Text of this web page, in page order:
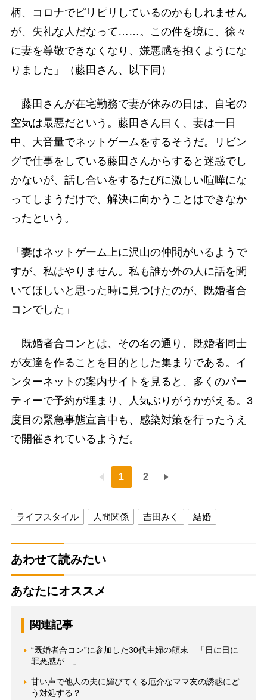
柄、コロナでピリピリしているのかもしれません
が、失礼な人だなって……。この件を境に、徐々
に妻を尊敬できなくなり、嫌悪感を抱くようにな
りました」（藤田さん、以下同）
藤田さんが在宅勤務で妻が休みの日は、自宅の
空気は最悪だという。藤田さん曰く、妻は一日
中、大音量でネットゲームをするそうだ。リビン
グで仕事をしている藤田さんからすると迷惑でし
かないが、話し合いをするたびに激しい喧嘩にな
ってしまうだけで、解決に向かうことはできなか
ったという。
「妻はネットゲーム上に沢山の仲間がいるようで
すが、私はやりません。私も誰か外の人に話を聞
いてほしいと思った時に見つけたのが、既婚者合
コンでした」
既婚者合コンとは、その名の通り、既婚者同士
が友達を作ることを目的とした集まりである。イ
ンターネットの案内サイトを見ると、多くのパー
ティーで予約が埋まり、人気ぶりがうかがえる。3
度目の緊急事態宣言中も、感染対策を行ったうえ
で開催されているようだ。
1 2
ライフスタイル 人間関係 吉田みく 結婚
あわせて読みたい
あなたにオススメ
関連記事
“既婚者合コン”に参加した30代主婦の顛末 「日に日に
罪悪感が…」
甘い声で他人の夫に媚びてくる厄介なママ友の誘惑にど
う対処する？